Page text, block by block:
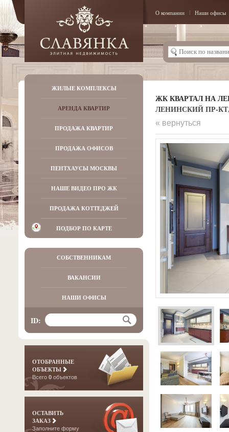
О компании Наши офисы
ЖИЛЫЕ КОМПЛЕКСЫ
АРЕНДА КВАРТИР
ПРОДАЖА КВАРТИР
ПРОДАЖА ОФИСОВ
ПЕНТХАУСЫ МОСКВЫ
НАШЕ ВИДЕО ПРО ЖК
ПРОДАЖА КОТТЕДЖЕЙ
ПОДБОР ПО КАРТЕ
СОБСТВЕННИКАМ
ВАКАНСИИ
НАШИ ОФИСЫ
ID:
ОТОБРАННЫЕ
ОБЪЕКТЫ
Всего 0 объектов
ОСТАВИТЬ
ЗАКАЗ
Заполните форму
ЖК КВАРТАЛ НА
ЛЕНИНСКИЙ ПР-КТ,
« вернуться